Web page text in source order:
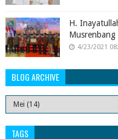
H.
Musrenbang
4/23/2021
BLOG ARCHIVE
TAGS